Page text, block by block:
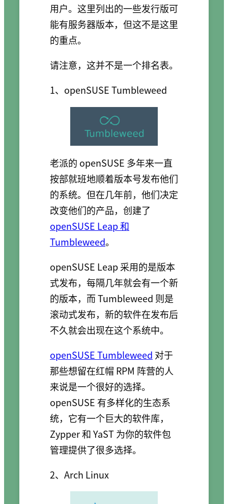
用户。这里列出的一些发行版可
能有服务器版本，但这不是这里
的重点。
请注意，这并不是一个排名表。
1、openSUSE Tumbleweed
老派的 openSUSE 多年来一直
按部就班地顺着版本号发布他们
的系统。但在几年前，他们决定
改变他们的产品，创建了
openSUSE Leap 和
Tumbleweed。
openSUSE Leap 采用的是版本
式发布，每隔几年就会有一个新
的版本，而 Tumbleweed 则是
滚动式发布，新的软件在发布后
不久就会出现在这个系统中。
openSUSE Tumbleweed 对于
那些想留在红帽 RPM 阵营的人
来说是一个很好的选择。
openSUSE 有多样化的生态系
统，它有一个巨大的软件库，
Zypper 和 YaST 为你的软件包
管理提供了很多选择。
2、Arch Linux